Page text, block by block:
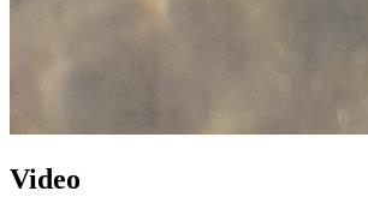
Video